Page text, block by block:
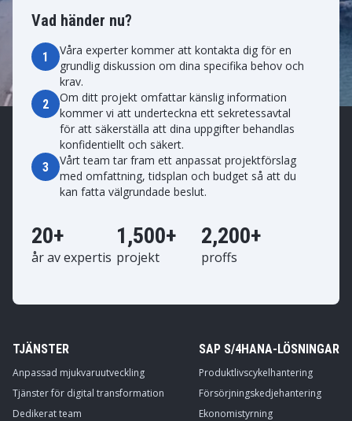
Vad händer nu?
1
Våra experter kommer att kontakta dig för en
grundlig diskussion om dina specifika behov och
krav.
2
Om ditt projekt omfattar känslig information
kommer vi att underteckna ett sekretessavtal
för att säkerställa att dina uppgifter behandlas
konfidentiellt och säkert.
3
Vårt team tar fram ett anpassat projektförslag
med omfattning, tidsplan och budget så att du
kan fatta välgrundade beslut.
20+
år av expertis
1,500+
projekt
2,200+
proffs
TJÄNSTER
Anpassad mjukvaruutveckling
Tjänster för digital transformation
Dedikerat team
SAP S/4HANA-LÖSNINGAR
Produktlivscykelhantering
Försörjningskedjehantering
Ekonomistyrning